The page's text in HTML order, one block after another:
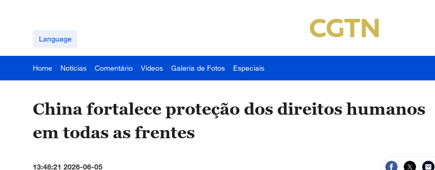
Language
Home Notícias Comentário Vídeos Galeria de Fotos Especiais
China fortalece proteção dos direitos humanos
em todas as frentes
13:48:21 2026-06-05